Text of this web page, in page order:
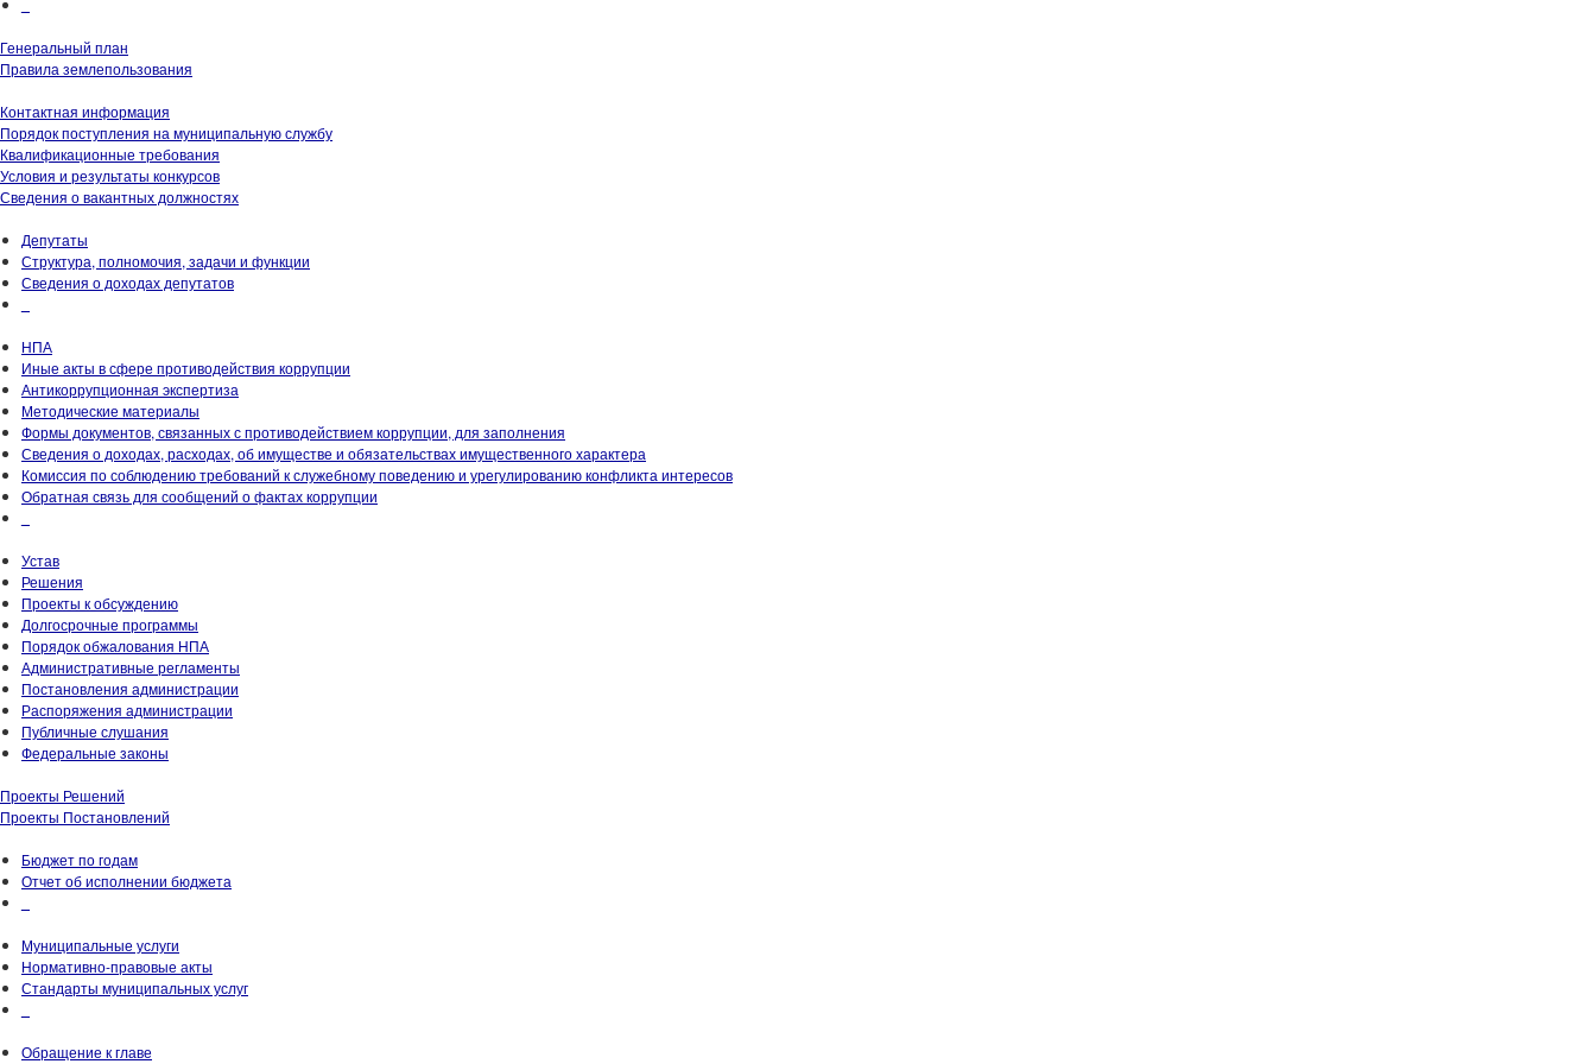
Генеральный план
Правила землепользования
Контактная информация
Порядок поступления на муниципальную службу
Квалификационные требования
Условия и результаты конкурсов
Сведения о вакантных должностях
Депутаты
Структура, полномочия, задачи и функции
Сведения о доходах депутатов
НПА
Иные акты в сфере противодействия коррупции
Антикоррупционная экспертиза
Методические материалы
Формы документов, связанных с противодействием коррупции, для заполнения
Сведения о доходах, расходах, об имуществе и обязательствах имущественного характера
Комиссия по соблюдению требований к служебному поведению и урегулированию конфликта интересов
Обратная связь для сообщений о фактах коррупции
Устав
Решения
Проекты к обсуждению
Долгосрочные программы
Порядок обжалования НПА
Административные регламенты
Постановления администрации
Распоряжения администрации
Публичные слушания
Федеральные законы
Проекты Решений
Проекты Постановлений
Бюджет по годам
Отчет об исполнении бюджета
Муниципальные услуги
Нормативно-правовые акты
Стандарты муниципальных услуг
Обращение к главе